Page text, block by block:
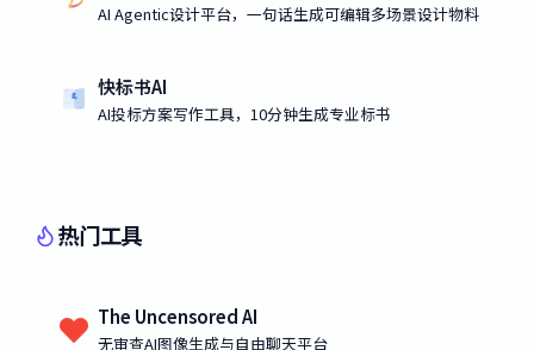
AI Agentic设计平台，一句话生成可编辑多场景设计物料
快标书AI
AI投标方案写作工具，10分钟生成专业标书
热门工具
The Uncensored AI
无审查AI图像生成与自由聊天平台